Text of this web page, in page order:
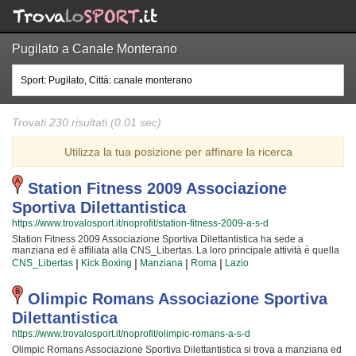
Pugilato a Canale Monterano
Trovati 230 risultati (0.01 sec)
Utilizza la tua posizione per affinare la ricerca
Station Fitness 2009 Associazione
Sportiva Dilettantistica
https://www.trovalosport.it/noprofit/station-fitness-2009-a-s-d
Station Fitness 2009 Associazione Sportiva Dilettantistica ha sede a
manziana ed è affiliata alla CNS_Libertas. La loro principale attività è quella
di promuovere La kick boxing organizzando corsi per bambini, ragazzi e
adulti. Se desiderate che vostro figlio o vostra figlia impari la disciplina, il
rispetto e la concentrazione, La kick boxing è sicuramente lo sport più adatto.
I loro maestri di kick boxing seguiranno i vostri figli quotidianamente, ma
restando sempre nell'ottica di sviluppare i talenti e le capacità personali di
ciascun atleta. Station Fitness 2009 Associazione Sportiva Dilettantistica da
sempre accoglie i bambini e i ragazzi di manziana, in un ambiente serio e
sano, in cui i vostri figli troveranno sicuramente uno sfogo e uno svago e tanti
nuovi amici. Gli allenamenti si tengono in palestra a manziana e coincidono
CNS_Libertas | Kick Boxing | Manziana | Roma | Lazio
Olimpic Romans Associazione Sportiva
Dilettantistica
https://www.trovalosport.it/noprofit/olimpic-romans-a-s-d
Olimpic Romans Associazione Sportiva Dilettantistica si trova a manziana ed